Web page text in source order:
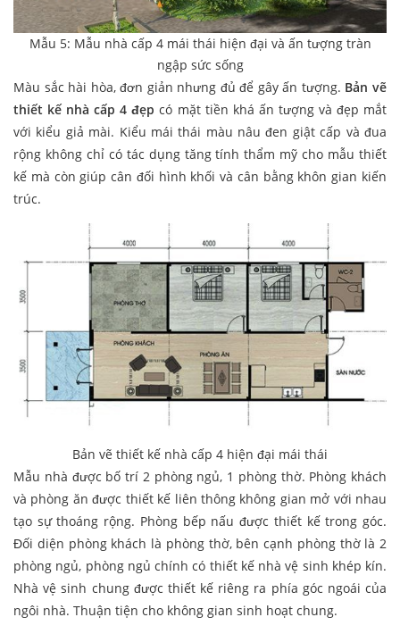
Mẫu 5: Mẫu nhà cấp 4 mái thái hiện đại và ấn tượng tràn
ngập sức sống
Màu sắc hài hòa, đơn giản nhưng đủ để gây ấn tượng. Bản vẽ
thiết kế nhà cấp 4 đẹp có mặt tiền khá ấn tượng và đẹp mắt
với kiểu giả mài. Kiểu mái thái màu nâu đen giật cấp và đua
rộng không chỉ có tác dụng tăng tính thẩm mỹ cho mẫu thiết
kế mà còn giúp cân đối hình khối và cân bằng khôn gian kiến
trúc.
Bản vẽ thiết kế nhà cấp 4 hiện đại mái thái
Mẫu nhà được bố trí 2 phòng ngủ, 1 phòng thờ. Phòng khách
và phòng ăn được thiết kế liên thông không gian mở với nhau
tạo sự thoáng rộng. Phòng bếp nấu được thiết kế trong góc.
Đối diện phòng khách là phòng thờ, bên cạnh phòng thờ là 2
phòng ngủ, phòng ngủ chính có thiết kế nhà vệ sinh khép kín.
Nhà vệ sinh chung được thiết kế riêng ra phía góc ngoái của
ngôi nhà. Thuận tiện cho không gian sinh hoạt chung.